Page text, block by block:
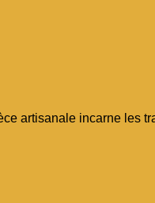
artisanale incarne les